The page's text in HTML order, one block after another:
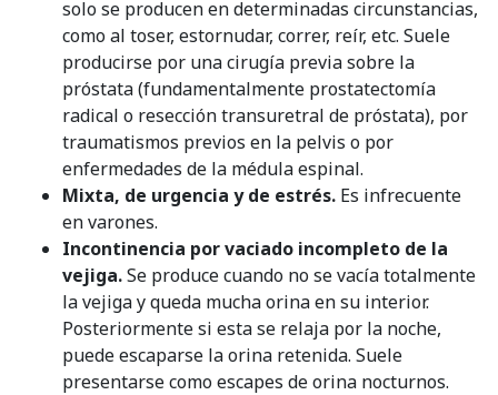
solo se producen en determinadas circunstancias,
como al toser, estornudar, correr, reír, etc. Suele
producirse por una cirugía previa sobre la
próstata (fundamentalmente prostatectomía
radical o resección transuretral de próstata), por
traumatismos previos en la pelvis o por
enfermedades de la médula espinal.
Mixta, de urgencia y de estrés. Es infrecuente
en varones.
Incontinencia por vaciado incompleto de la
vejiga.Se produce cuando no se vacía totalmente
la vejiga y queda mucha orina en su interior.
Posteriormente si esta se relaja por la noche,
puede escaparse la orina retenida. Suele
presentarse como escapes de orina nocturnos.